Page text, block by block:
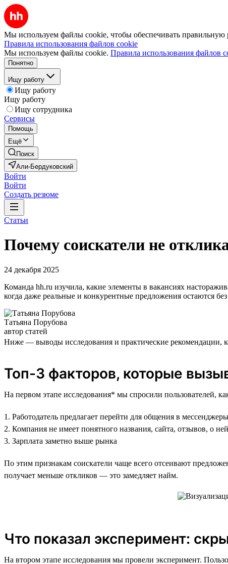
Мы используем файлы cookie, чтобы обеспечивать правильную
Правила использования файлов cookie
Мы используем файлы cookie. Правила использования файлов
Понятно
Ищу работу
Ищу работу
Ищу работу
Ищу сотрудника
Сервисы
Помощь
Ещё
Поиск
Али-Бердуковский
Войти
Войти
Создать резюме
Статьи
Почему соискатели не
24 декабря 2025
Команда hh.ru изучила, какие элементы в вакансиях
когда даже реальные и конкурентные предложения остаются
Татьяна Порубова
автор статей
Ниже — выводы исследования и практические рекомендации,
Топ-3 факторов, которые
На первом этапе исследования* мы спросили пользователей,
1. Работодатель предлагает перейти для общения в
2. Компания не имеет понятного названия, сайта, отзывов, о
3. Зарплата заметно выше рынка
По этим признакам соискатели чаще всего отсеивают
получает меньше откликов — это замедляет найм.
Что показал эксперимент:
На втором этапе исследования мы провели эксперимент.